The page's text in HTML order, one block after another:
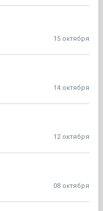
15 октября
14 октября
12 октября
08 октября